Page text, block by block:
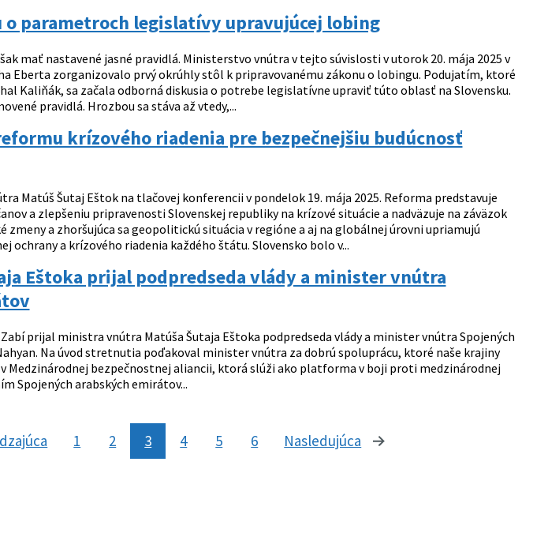
o parametroch legislatívy upravujúcej lobing
mať nastavené jasné pravidlá. Ministerstvo vnútra v tejto súvislosti v utorok 20. mája 2025 v
Eberta zorganizovalo prvý okrúhly stôl k pripravovanému zákonu o lobingu. Podujatím, ktoré
Kaliňák, sa začala odborná diskusia o potrebe legislatívne upraviť túto oblasť na Slovensku.
pravidlá. Hrozbou sa stáva až vtedy,...
krízového riadenia pre bezpečnejšiu budúcnosť
Matúš Šutaj Eštok na tlačovej konferencii v pondelok 19. mája 2025. Reforma predstavuje
a zlepšeniu pripravenosti Slovenskej republiky na krízové situácie a nadväzuje na záväzok
a zhoršujúca sa geopolitickú situácia v regióne a aj na globálnej úrovni upriamujú
ochrany a krízového riadenia každého štátu. Slovensko bolo v...
Eštoka prijal podpredseda vlády a minister vnútra
prijal ministra vnútra Matúša Šutaja Eštoka podpredseda vlády a minister vnútra Spojených
Na úvod stretnutia poďakoval minister vnútra za dobrú spoluprácu, ktoré naše krajiny
Medzinárodnej bezpečnostnej aliancii, ktorá slúži ako platforma v boji proti medzinárodnej
Spojených arabských emirátov...
stránka
1 2 3 4 5 6 Nasledujúca stránka